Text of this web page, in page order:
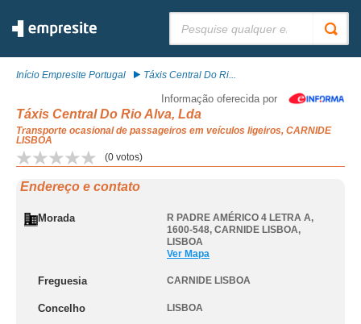
Início Empresite Portugal Táxis Central Do Ri...
Informação oferecida por
Táxis Central Do Rio Alva, Lda
Transporte ocasional de passageiros em veículos ligeiros, CARNIDE
LISBOA
(0 votos)
Endereço e contato
Morada
R PADRE AMÉRICO 4 LETRA A,
1600-548, CARNIDE LISBOA,
LISBOA
Ver Mapa
Freguesia CARNIDE LISBOA
Concelho LISBOA